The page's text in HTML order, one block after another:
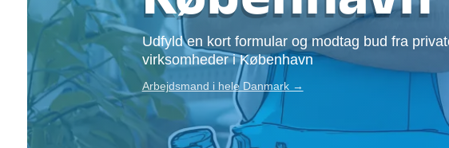
Opsætning af skillevæg
Tunge løft
Underholdning
Se alle...
Udfyld en kort formular og modtag bud fra
virksomheder i København
Arbejdsmand i hele Danmark →